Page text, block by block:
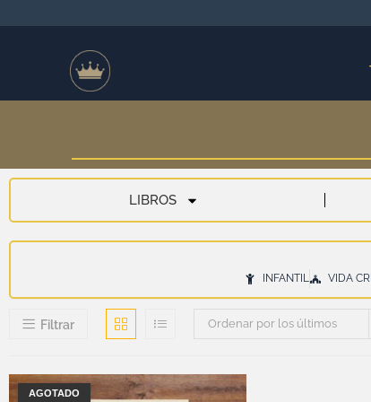
LIBROS
INFANTIL VIDA
Filtrar Ordenar por los últimos
AGOTADO